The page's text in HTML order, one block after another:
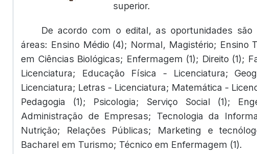
superior.
De acordo com o edital, as oportunidades
áreas: Ensino Médio (4); Normal, Magistério; Ensino
em Ciências Biológicas; Enfermagem (1); Direito (1);
Licenciatura; Educação Física - Licenciatura;
Licenciatura; Letras - Licenciatura; Matemática -
Pedagogia (1); Psicologia; Serviço Social (1);
Administração de Empresas; Tecnologia da
Nutrição; Relações Públicas; Marketing e
Bacharel em Turismo; Técnico em Enfermagem (1).